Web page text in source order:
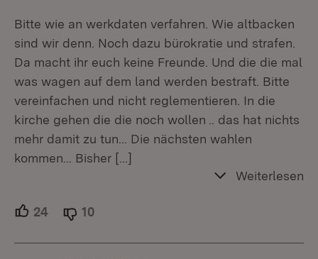
Bitte wie an werkdaten verfahren. Wie altbacken
sind wir denn. Noch dazu bürokratie und strafen.
Da macht ihr euch keine Freunde. Und die die mal
was wagen auf dem land werden bestraft. Bitte
vereinfachen und nicht reglementieren. In die
kirche gehen die die noch wollen .. das hat nichts
mehr damit zu tun... Die nächsten wahlen
kommen... Bisher […]
Weiterlesen
24 Unterstützer.
10